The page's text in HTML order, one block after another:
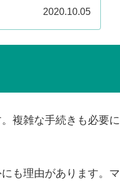
2020.10.05
複雑な手続きも必要に
も理由があります。マ